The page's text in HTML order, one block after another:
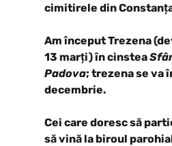
cimitirele din
Am început Trezena
13 marți) în cinstea
Padova; trezena se va
decembrie.
Cei care doresc să
să vină la biroul